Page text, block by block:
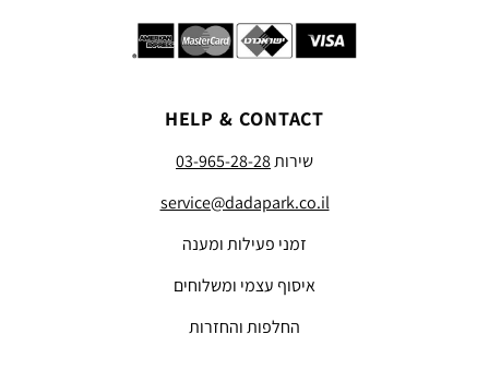
HELP & CONTACT
שירות03-965-28-28
service@dadapark.co.il
זמני פעילות ומענה
איסוף עצמי ומשלוחים
החלפות והחזרות